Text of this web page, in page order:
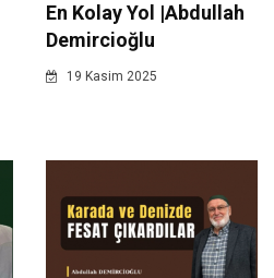
En Kolay Yol |Abdullah
Demircioğlu
19 Kasim 2025